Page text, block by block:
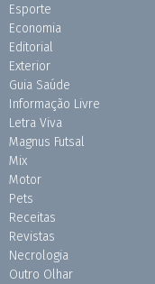
Esporte
Economia
Editorial
Exterior
Guia Saúde
Informação Livre
Letra Viva
Magnus Futsal
Mix
Motor
Pets
Receitas
Revistas
Necrologia
Outro Olhar